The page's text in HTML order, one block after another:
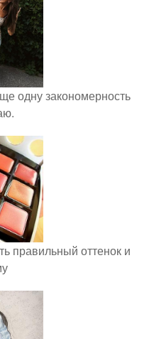
одну закономерность
правильный оттенок и